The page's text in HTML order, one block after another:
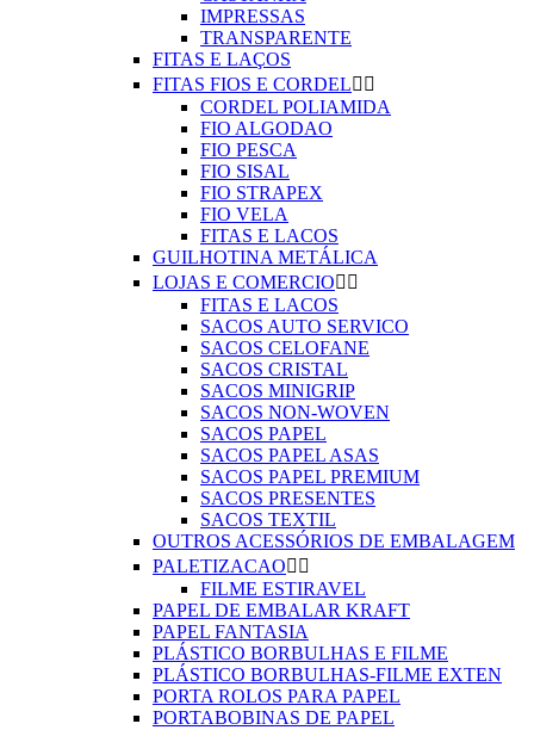
IMPRESSAS
TRANSPARENTE
FITAS E LAÇOS
FITAS FIOS E CORDEL 
CORDEL POLIAMIDA
FIO ALGODAO
FIO PESCA
FIO SISAL
FIO STRAPEX
FIO VELA
FITAS E LACOS
GUILHOTINA METÁLICA
LOJAS E COMERCIO 
FITAS E LACOS
SACOS AUTO SERVICO
SACOS CELOFANE
SACOS CRISTAL
SACOS MINIGRIP
SACOS NON-WOVEN
SACOS PAPEL
SACOS PAPEL ASAS
SACOS PAPEL PREMIUM
SACOS PRESENTES
SACOS TEXTIL
OUTROS ACESSÓRIOS DE EMBALAGEM
PALETIZACAO 
FILME ESTIRAVEL
PAPEL DE EMBALAR KRAFT
PAPEL FANTASIA
PLÁSTICO BORBULHAS E FILME
PLÁSTICO BORBULHAS-FILME EXTEN
PORTA ROLOS PARA PAPEL
PORTABOBINAS DE PAPEL